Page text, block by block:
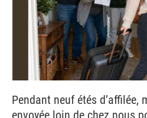
Pendant neuf étés d’affilée,
envoyée loin de chez nous